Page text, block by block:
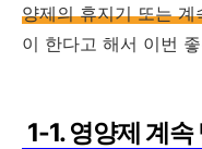
양제의 휴지기 또는 계
이 한다고 해서 이번
1-1. 영양제 계